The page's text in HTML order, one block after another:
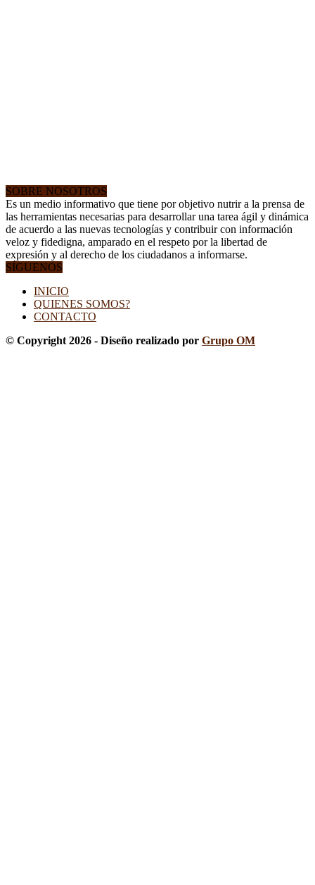
SOBRE NOSOTROS
Es un medio informativo que tiene por objetivo nutrir a la prensa de
las herramientas necesarias para desarrollar una tarea ágil y dinámica
de acuerdo a las nuevas tecnologías y contribuir con información
veloz y fidedigna, amparado en el respeto por la libertad de
expresión y al derecho de los ciudadanos a informarse.
SÍGUENOS
INICIO
QUIENES SOMOS?
CONTACTO
© Copyright 2026 - Diseño realizado por Grupo OM